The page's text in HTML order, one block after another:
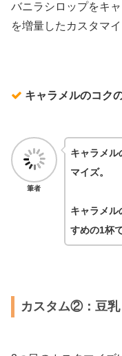
バニラシロップをキ
を増量したカスタマイ
キャラメルのコク
筆者
キャラメル
マイズ。
キャラメル
すめの1杯で
カスタム②：豆